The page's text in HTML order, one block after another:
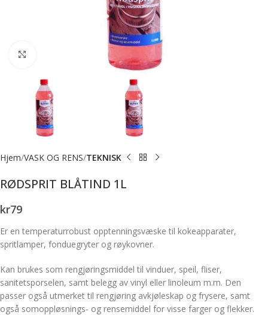
Hjem VASK OG RENS TEKNISK
RØDSPRIT BLÅTIND 1L
kr79
Er en temperaturrobust opptenningsvæske til kokeapparater,
spritlamper, fonduegryter og røykovner.
Kan brukes som rengjøringsmiddel til vinduer, speil, fliser,
sanitetsporselen, samt belegg av vinyl eller linoleum m.m. Den
passer også utmerket til rengjøring avkjøleskap og frysere, samt
også somoppløsnings- og rensemiddel for visse farger og flekker.